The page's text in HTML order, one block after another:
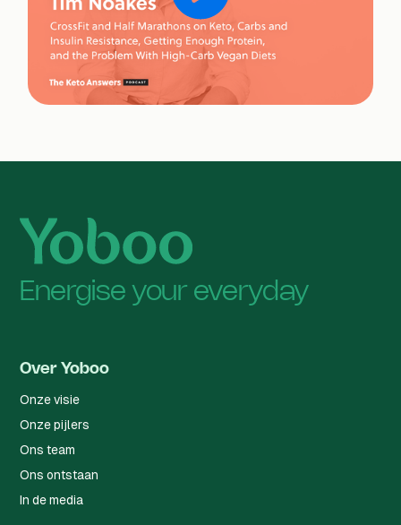
Energise your everyday
Over Yoboo
Onze visie
Onze pijlers
Ons team
Ons ontstaan
In de media